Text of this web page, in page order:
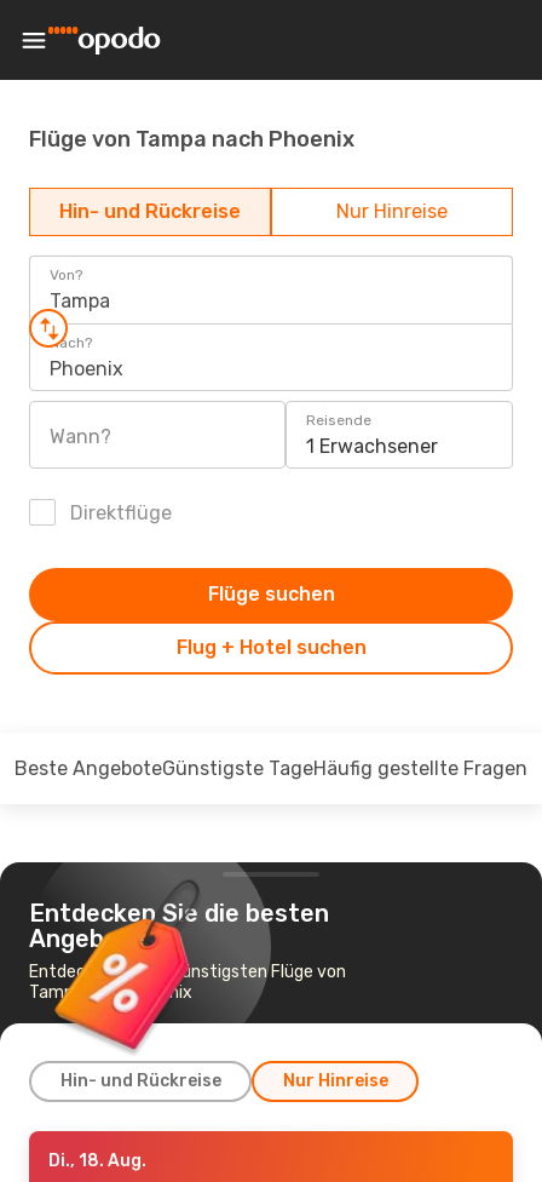
Flüge von Tampa nach Phoenix
Hin- und Rückreise Nur Hinreise
Von?
Tampa
Nach?
Phoenix
Wann?
Reisende
1 Erwachsener
Direktflüge
Flug + Hotel suchen
Flüge suchen
Beste AngeboteGünstigste TageHäufig gestellte Fragen
Entdecken Sie die besten
Angebote
Entdecken Sie die günstigsten Flüge von
Tampa nach Phoenix
Hin- und Rückreise Nur Hinreise
Sa., 22. Aug.
Di., 18. Aug.